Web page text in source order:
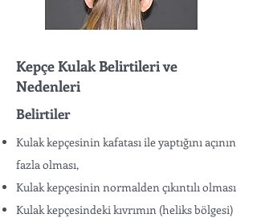
Kepçe Kulak Belirtileri ve
Nedenleri
Belirtiler
Kulak kepçesinin kafatası ile yaptığını açının
fazla olması,
Kulak kepçesinin normalden çıkıntılı olması
Kulak kepçesindeki kıvrımın (heliks bölgesi)